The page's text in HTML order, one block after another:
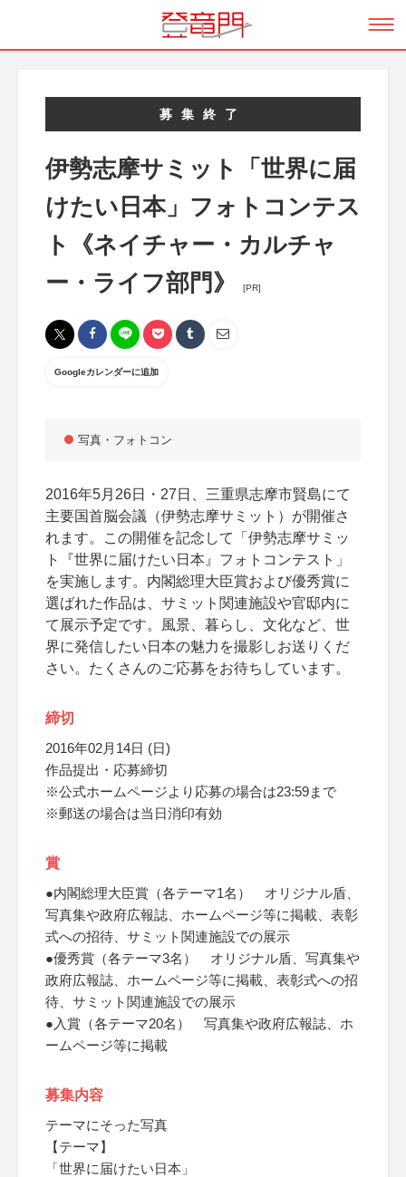
募集終了
伊勢志摩サミット「世界に届
けたい日本」フォトコンテス
ト《ネイチャー・カルチャ
ー・ライフ部門》
[PR]
Googleカレンダーに追加
写真・フォトコン
2016年5月26日・27日、三重県志摩市賢島にて
主要国首脳会議（伊勢志摩サミット）が開催さ
れます。この開催を記念して「伊勢志摩サミッ
ト『世界に届けたい日本』フォトコンテスト」
を実施します。内閣総理大臣賞および優秀賞に
選ばれた作品は、サミット関連施設や官邸内に
て展示予定です。風景、暮らし、文化など、世
界に発信したい日本の魅力を撮影しお送りくだ
さい。たくさんのご応募をお待ちしています。
締切
2016年02月14日 (日)
作品提出・応募締切
※公式ホームページより応募の場合は23:59まで
※郵送の場合は当日消印有効
賞
●内閣総理大臣賞（各テーマ1名） オリジナル盾、
写真集や政府広報誌、ホームページ等に掲載、表彰
式への招待、サミット関連施設での展示
●優秀賞（各テーマ3名） オリジナル盾、写真集や
政府広報誌、ホームページ等に掲載、表彰式への招
待、サミット関連施設での展示
●入賞（各テーマ20名） 写真集や政府広報誌、ホ
ームページ等に掲載
募集内容
テーマにそった写真
【テーマ】
「世界に届けたい日本」